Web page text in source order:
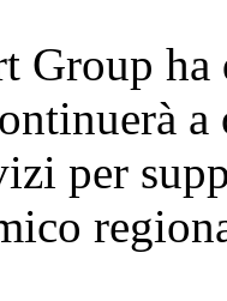
Group ha
per